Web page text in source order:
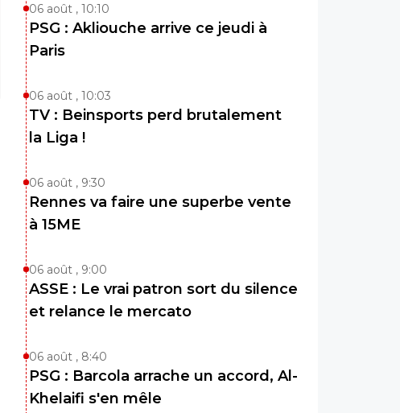
06 août , 10:10
PSG : Akliouche arrive ce jeudi à
Paris
06 août , 10:03
TV : Beinsports perd brutalement
la Liga !
06 août , 9:30
Rennes va faire une superbe vente
à 15ME
06 août , 9:00
ASSE : Le vrai patron sort du silence
et relance le mercato
06 août , 8:40
PSG : Barcola arrache un accord, Al-
Khelaifi s'en mêle